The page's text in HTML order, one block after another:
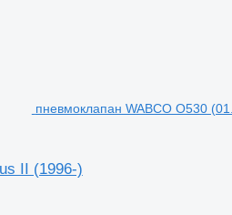
пневмоклапан WABCO O530
II (1996-)